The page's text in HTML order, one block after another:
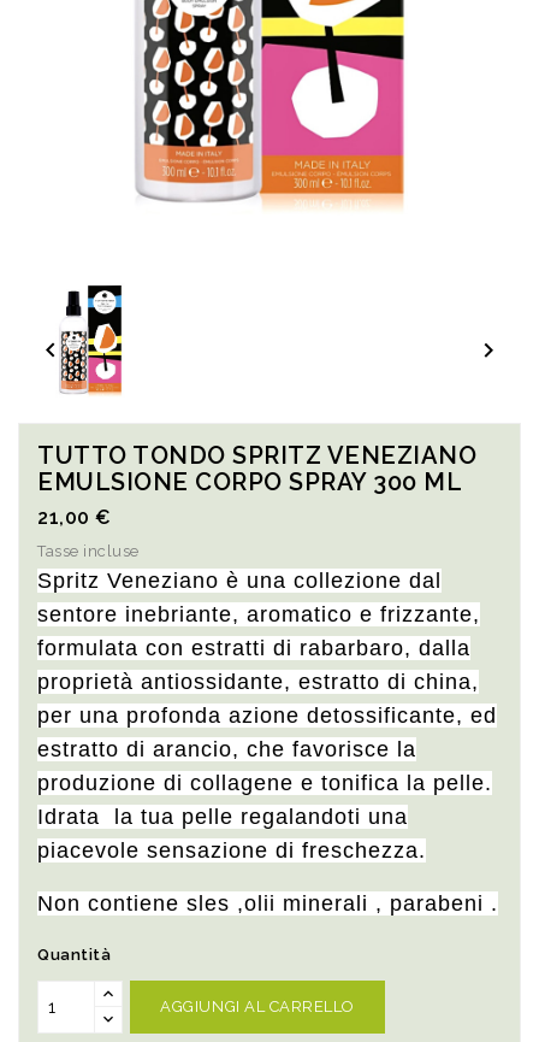
 
TUTTO TONDO SPRITZ VENEZIANO
EMULSIONE CORPO SPRAY 300 ML
21,00 €
Tasse incluse
Spritz Veneziano è una collezione dal
sentore inebriante, aromatico e frizzante,
formulata con estratti di rabarbaro, dalla
proprietà antiossidante, estratto di china,
per una profonda azione detossificante, ed
estratto di arancio, che favorisce la
produzione di collagene e tonifica la pelle.
Idrata la tua pelle regalandoti una
piacevole sensazione di freschezza.
Non contiene sles ,olii minerali , parabeni .
Quantità
AGGIUNGI AL CARRELLO